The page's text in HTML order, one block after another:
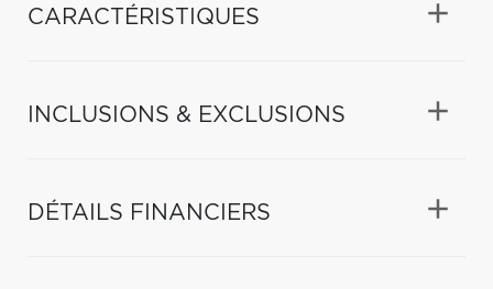
CARACTÉRISTIQUES
INCLUSIONS & EXCLUSIONS
DÉTAILS FINANCIERS